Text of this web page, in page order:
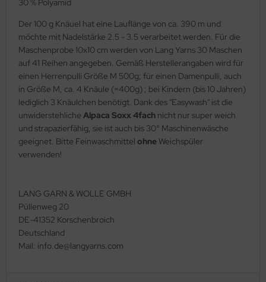
30 % Polyamid
Der 100 g Knäuel hat eine Lauflänge von ca. 390 m und
möchte mit Nadelstärke 2.5 - 3.5 verarbeitet werden. Für die
Maschenprobe 10x10 cm werden von Lang Yarns 30 Maschen
auf 41 Reihen angegeben. Gemäß Herstellerangaben wird für
einen Herrenpulli Größe M 500g; für einen Damenpulli, auch
in Größe M, ca. 4 Knäule (=400g) ; bei Kindern (bis 10 Jahren)
lediglich 3 Knäulchen benötigt. Dank des "Easywash" ist die
unwiderstehliche Alpaca Soxx 4fach nicht nur super weich
und strapazierfähig, sie ist auch bis 30° Maschinenwäsche
geeignet. Bitte Feinwaschmittel ohne Weichspüler
verwenden!
LANG GARN & WOLLE GMBH
Püllenweg 20
DE-41352 Korschenbroich
Deutschland
Mail: info.de@langyarns.com